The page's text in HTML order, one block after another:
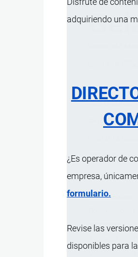
adquiriendo una
¿Es operador de
empresa,
formulario.
Revise las
disponibles para
Las Células
capacidad
iniciar la
organismo).
Característica
Obtención